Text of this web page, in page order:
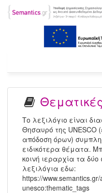
Το λεξιλόγιο είναι
Θησαυρό της UNESCO
απόδοση όρων)
ειδικότερα θέματα.
κοινή ιεραρχία τα
λεξιλόγια εδω:
https://
unesco:thematic_tags